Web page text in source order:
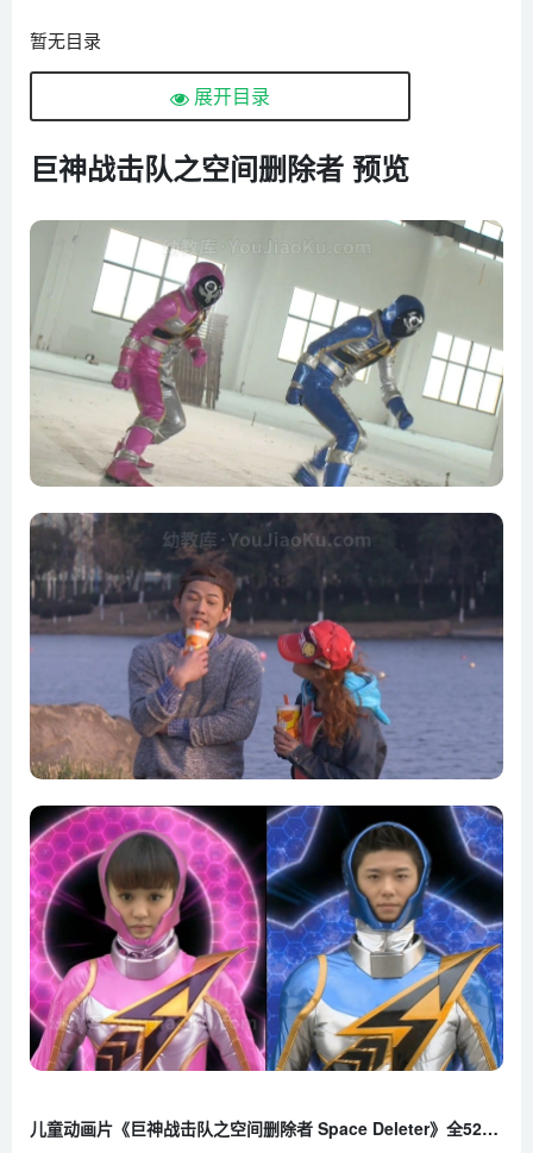
暂无目录
展开目录
巨神战击队之空间删除者 预览
儿童动画片《巨神战击队之空间删除者 Space Deleter》全52集 国语版 720P/MP4/14.1G 百度云网盘下载